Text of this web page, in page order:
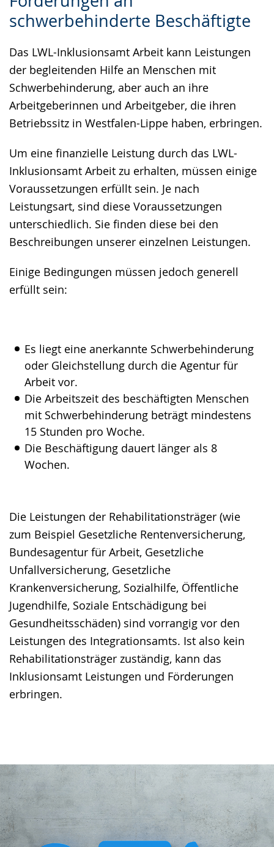
schwerbehinderte Beschäftigte
Das LWL-Inklusionsamt Arbeit kann Leistungen
der begleitenden Hilfe an Menschen mit
Schwerbehinderung, aber auch an ihre
Arbeitgeberinnen und Arbeitgeber, die ihren
Betriebssitz in Westfalen-Lippe haben, erbringen.
Um eine finanzielle Leistung durch das LWL-
Inklusionsamt Arbeit zu erhalten, müssen einige
Voraussetzungen erfüllt sein. Je nach
Leistungsart, sind diese Voraussetzungen
unterschiedlich. Sie finden diese bei den
Beschreibungen unserer einzelnen Leistungen.
Einige Bedingungen müssen jedoch generell
erfüllt sein:
Es liegt eine anerkannte Schwerbehinderung
oder Gleichstellung durch die Agentur für
Arbeit vor.
Die Arbeitszeit des beschäftigten Menschen
mit Schwerbehinderung beträgt mindestens
15 Stunden pro Woche.
Die Beschäftigung dauert länger als 8
Wochen.
Die Leistungen der Rehabilitationsträger (wie
zum Beispiel Gesetzliche Rentenversicherung,
Bundesagentur für Arbeit, Gesetzliche
Unfallversicherung, Gesetzliche
Krankenversicherung, Sozialhilfe, Öffentliche
Jugendhilfe, Soziale Entschädigung bei
Gesundheitsschäden) sind vorrangig vor den
Leistungen des Integrationsamts. Ist also kein
Rehabilitationsträger zuständig, kann das
Inklusionsamt Leistungen und Förderungen
erbringen.
wechseln.
Deutscher
wird
angezeigt.